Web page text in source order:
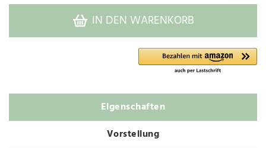
IN DEN WARENKORB
Eigenschaften
Vorstellung